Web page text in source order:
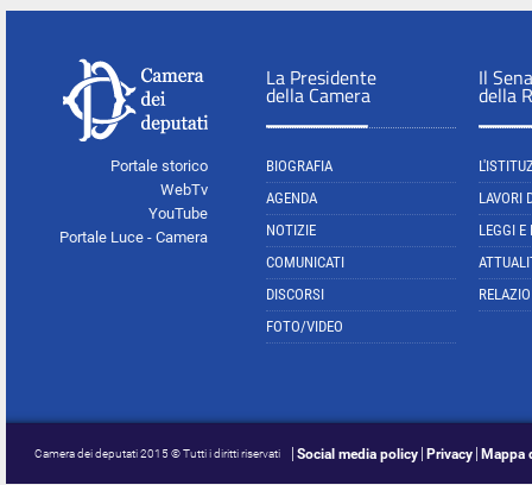
Portale storico
WebTv
YouTube
Portale Luce - Camera
La Presidente
della Camera
BIOGRAFIA
AGENDA
NOTIZIE
COMUNICATI
DISCORSI
FOTO/VIDEO
Il
della
LAVORI
LEGGI E
Camera dei deputati 2015 © Tutti i diritti riservati Social media policy Privacy Mappa